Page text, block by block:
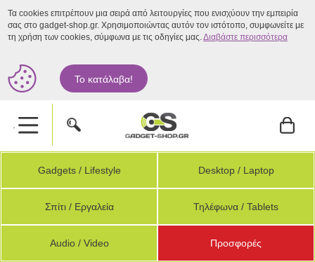
Τα cookies επιτρέπουν μια σειρά από λειτουργίες που ενισχύουν την εμπειρία
σας στο gadget-shop.gr. Χρησιμοποιώντας αυτόν τον ιστότοπο, συμφωνείτε με
τη χρήση των cookies, σύμφωνα με τις οδηγίες μας.Διαβάστε περισσότερα
Το κατάλαβα!
.
Gadgets / Lifestyle Desktop / Laptop
Σπίτι / Εργαλεία Τηλέφωνα / Tablets
Audio / Video Προσφορές